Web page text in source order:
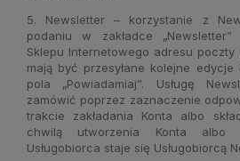
5. Newsletter – korzystanie z
podaniu w zakładce
Sklepu Internetowego adresu
mają być przesyłane kolejne
pola „Powiadamiaj”. Usługę
zamówić poprzez zaznaczenie
trakcie zakładania Konta albo
chwilą utworzenia Konta albo
Usługobiorca staje się Usługobiorcą